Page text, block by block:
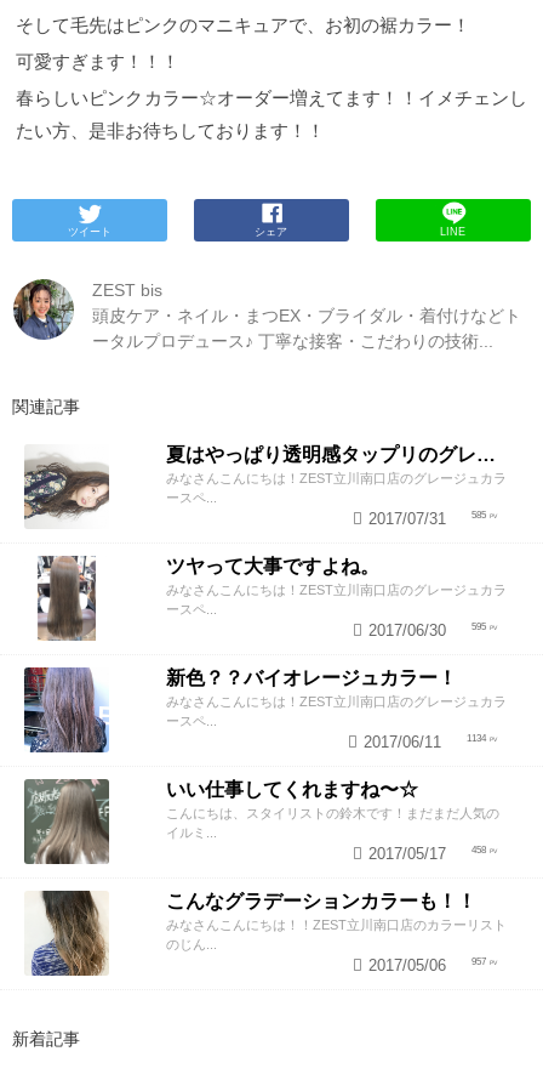
そして毛先はピンクのマニキュアで、お初の裾カラー！
可愛すぎます！！！
春らしいピンクカラー☆オーダー増えてます！！イメチェンし
たい方、是非お待ちしております！！
ツイート シェア LINE
ZEST bis
頭皮ケア・ネイル・まつEX・ブライダル・着付けなどト
ータルプロデュース♪ 丁寧な接客・こだわりの技術...
関連記事
夏はやっぱり透明感タップリのグレージュカラーで！！
みなさんこんにちは！ZEST立川南口店のグレージュカラ
ースペ...
585
2017/07/31
ツヤって大事ですよね。
みなさんこんにちは！ZEST立川南口店のグレージュカラ
ースペ...
595
2017/06/30
新色？？バイオレージュカラー！
みなさんこんにちは！ZEST立川南口店のグレージュカラ
ースペ...
1134
2017/06/11
いい仕事してくれますね〜☆
こんにちは、スタイリストの鈴木です！まだまだ人気の
イルミ...
458
2017/05/17
こんなグラデーションカラーも！！
みなさんこんにちは！！ZEST立川南口店のカラーリスト
のじん...
957
2017/05/06
新着記事